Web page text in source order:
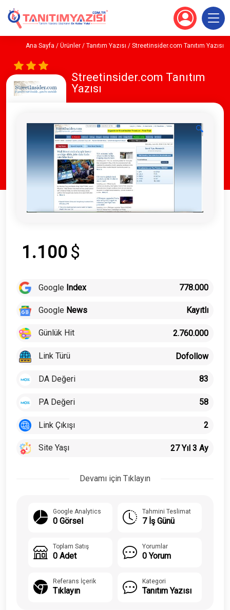
Ana Sayfa / Ürünler / Tanıtım Yazısı / Streetinsider.com Tanıtım Yazısı
Streetinsider.com Tanıtım
Yazısı
🔍
1.100 $
Google Index 778.000
Google News Kayıtlı
Günlük Hit 2.760.000
Link Türü Dofollow
DA Değeri 83
PA Değeri 58
Link Çıkışı 2
Site Yaşı 27 Yıl 3 Ay
Devamı için Tıklayın
Google Analytics
0 Görsel
Tahmini Teslimat
7 İş Günü
Toplam Satış
0 Adet
Yorumlar
0 Yorum
Referans İçerik
Tıklayın
Kategori
Tanıtım Yazısı